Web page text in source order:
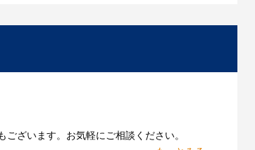
ざいます。お気軽にご相談ください。